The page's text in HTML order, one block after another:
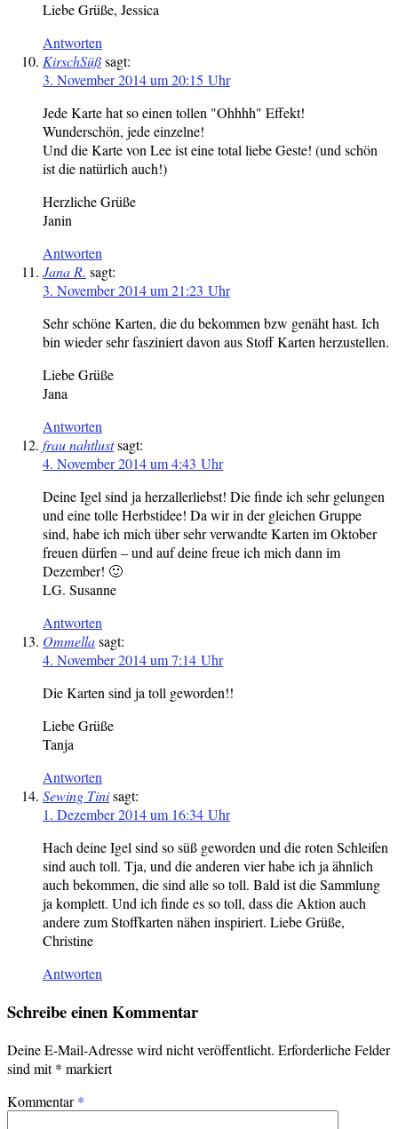
Liebe Grüße, Jessica
Antworten
KirschSüßsagt:
3. November 2014 um 20:15 Uhr
Jede Karte hat so einen tollen "Ohhhh" Effekt!
Wunderschön, jede einzelne!
Und die Karte von Lee ist eine total liebe Geste! (und schön
ist die natürlich auch!)
Herzliche Grüße
Janin
Antworten
Jana R. sagt:
3. November 2014 um 21:23 Uhr
Sehr schöne Karten, die du bekommen bzw genäht hast. Ich
bin wieder sehr fasziniert davon aus Stoff Karten herzustellen.
Liebe Grüße
Jana
Antworten
frau nahtlustsagt:
4. November 2014 um 4:43 Uhr
Deine Igel sind ja herzallerliebst! Die finde ich sehr gelungen
und eine tolle Herbstidee! Da wir in der gleichen Gruppe
sind, habe ich mich über sehr verwandte Karten im Oktober
freuen dürfen – und auf deine freue ich mich dann im
Dezember! 🙂
LG. Susanne
Antworten
Ommellasagt:
4. November 2014 um 7:14 Uhr
Die Karten sind ja toll geworden!!
Liebe Grüße
Tanja
Antworten
Sewing Tinisagt:
1. Dezember 2014 um 16:34 Uhr
Hach deine Igel sind so süß geworden und die roten Schleifen
sind auch toll. Tja, und die anderen vier habe ich ja ähnlich
auch bekommen, die sind alle so toll. Bald ist die Sammlung
ja komplett. Und ich finde es so toll, dass die Aktion auch
andere zum Stoffkarten nähen inspiriert. Liebe Grüße,
Christine
Antworten
Schreibe einen Kommentar
Deine E-Mail-Adresse wird nicht veröffentlicht. Erforderliche Felder
sind mit* markiert
Kommentar*